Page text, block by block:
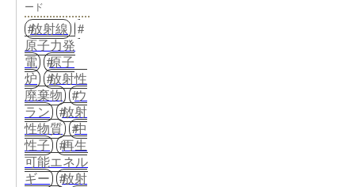
ード
放射線
原子力発
電
原子
炉
放射性
廃棄物
ウ
ラン
放射
性物質
中
性子
再生
可能エネル
ギー
放射